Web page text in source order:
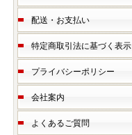
配送・お支払い
特定商取引法に基づく表示
プライバシーポリシー
会社案内
よくあるご質問